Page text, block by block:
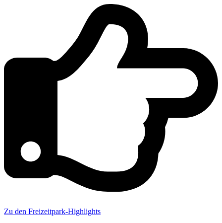
Zu den Freizeitpark-Highlights